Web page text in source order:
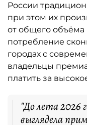
России
при этом их
от общего
потребление
городах с
владельцы
платить за
"До лета 2026
выглядела